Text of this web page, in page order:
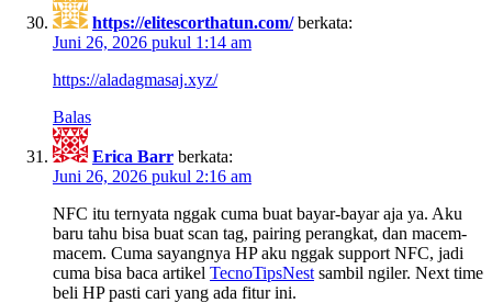
https://elitescorthatun.com/ berkata:
Juni 26, 2026 pukul 1:14 am
https://aladagmasaj.xyz/
Balas
Erica Barr berkata:
Juni 26, 2026 pukul 2:16 am
NFC itu ternyata nggak cuma buat bayar-bayar aja ya. Aku
baru tahu bisa buat scan tag, pairing perangkat, dan macem-
macem. Cuma sayangnya HP aku nggak support NFC, jadi
cuma bisa baca artikel TecnoTipsNest sambil ngiler. Next time
beli HP pasti cari yang ada fitur ini.